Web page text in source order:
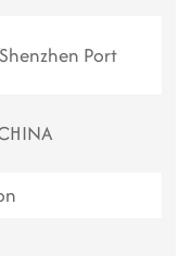
Port